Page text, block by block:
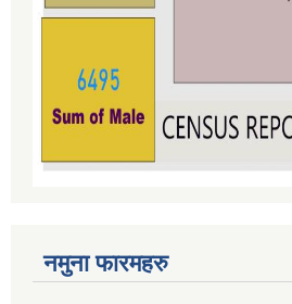
नमुना फारमहरु